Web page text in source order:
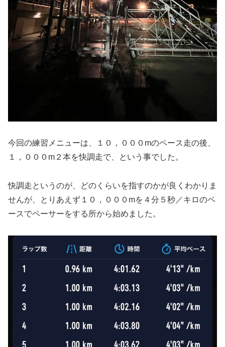
今回の練習メニューは、１０，０００mのペース走の後、
１，０００m２本を快調走で、という事でした。
快調走というのが、どのくらいを指すのかが良くわかりま
せんが、とりあえず１０，０００mを４分５秒／キロのペ
ースでペーサーをする所から始めました。